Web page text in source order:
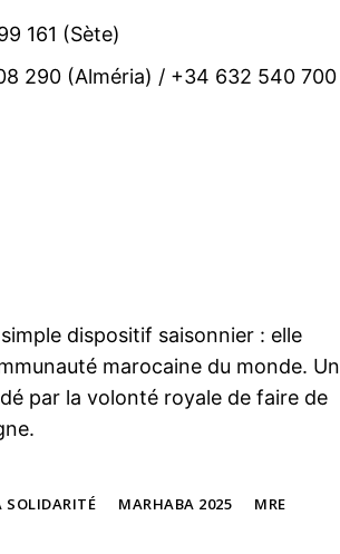
161 (Sète)
290 (Alméria) / +34 632 540 700
dispositif saisonnier : elle
marocaine du monde. Un
par la volonté royale de faire de
SOLIDARITÉ MARHABA 2025 MRE